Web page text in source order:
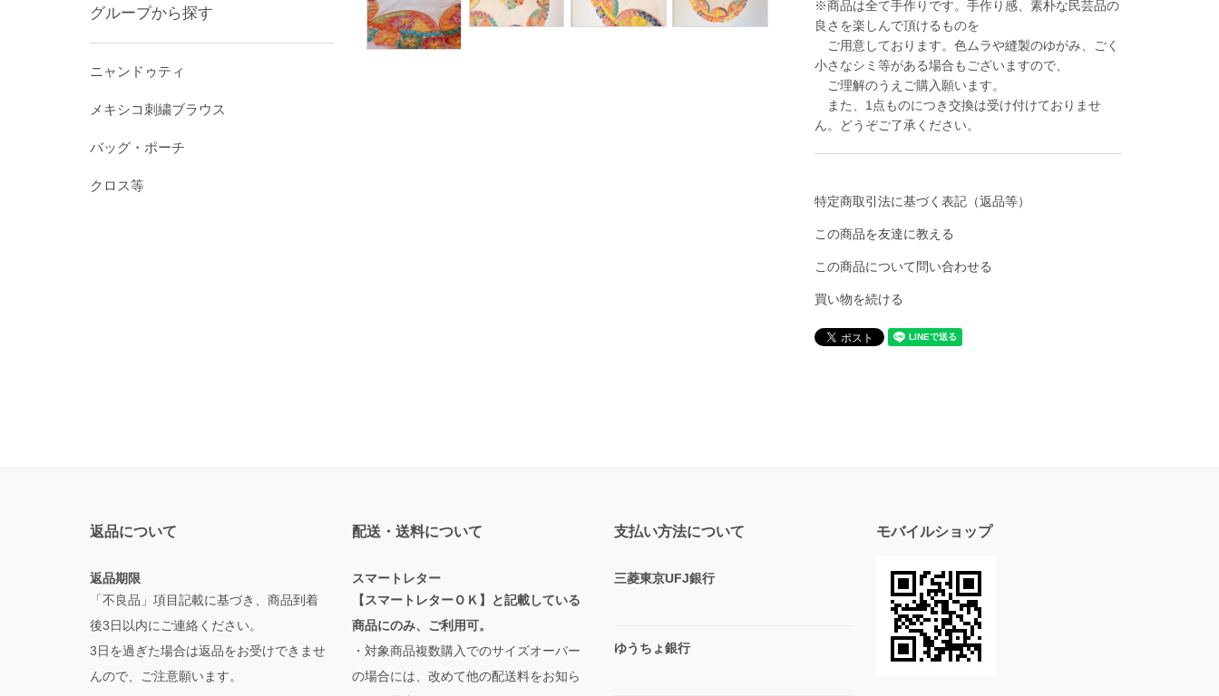
※商品は全て手作りです。手作り感、素朴な民芸品の
良さを楽しんで頂けるものを
ご用意しております。色ムラや縫製のゆがみ、ごく
小さなシミ等がある場合もございますので、
ご理解のうえご購入願います。
また、1点ものにつき交換は受け付けておりませ
ん。どうぞご了承ください。
特定商取引法に基づく表記（返品等）
この商品を友達に教える
この商品について問い合わせる
買い物を続ける
グループから探す
ニャンドゥティ
メキシコ刺繍ブラウス
バッグ・ポーチ
クロス等
返品について
返品期限
「不良品」項目記載に基づき、商品到着
後3日以内にご連絡ください。
3日を過ぎた場合は返品をお受けできませ
んので、ご注意願います。
配送・送料について
スマートレター
【スマートレターＯＫ】と記載している
商品にのみ、ご利用可。
・対象商品複数購入でのサイズオーバー
の場合には、改めて他の配送料をお知ら
支払い方法について
三菱東京UFJ銀行
ゆうちょ銀行
モバイルショップ